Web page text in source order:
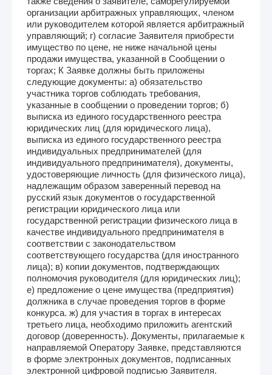
организации арбитражных управляющих, членом
или руководителем которой является арбитражный
управляющий; г) согласие Заявителя приобрести
имущество по цене, не ниже начальной цены
продажи имущества, указанной в Сообщении о
торгах; К Заявке должны быть приложены
следующие документы: а) обязательство
участника торгов соблюдать требования,
указанные в сообщении о проведении торгов; б)
выписка из единого государственного реестра
юридических лиц (для юридического лица),
выписка из единого государственного реестра
индивидуальных предпринимателей (для
индивидуального предпринимателя), документы,
удостоверяющие личность (для физического лица),
надлежащим образом заверенный перевод на
русский язык документов о государственной
регистрации юридического лица или
государственной регистрации физического лица в
качестве индивидуального предпринимателя в
соответствии с законодательством
соответствующего государства (для иностранного
лица); в) копии документов, подтверждающих
полномочия руководителя (для юридических лиц);
е) предложение о цене имущества (предприятия)
должника в случае проведения торгов в форме
конкурса. ж) для участия в торгах в интересах
третьего лица, необходимо приложить агентский
договор (доверенность). Документы, прилагаемые к
направляемой Оператору Заявке, представляются
в форме электронных документов, подписанных
электронной цифровой подписью Заявителя.